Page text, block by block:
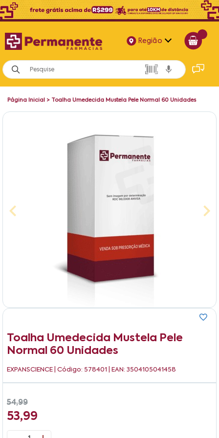
Região
Alagoas
Bahia
Página Inicial > Toalha Umedecida Mustela Pele Normal 60 Unidades
Toalha Umedecida Mustela Pele
Normal 60 Unidades
EXPANSCIENCE | Código: 578401 | EAN: 3504105041458
54,99
53,99